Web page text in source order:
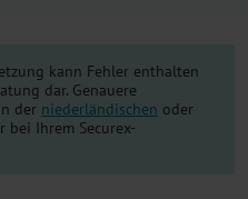
kann Fehler enthalten
dar. Genauere
der niederländischen oder
bei Ihrem Securex-